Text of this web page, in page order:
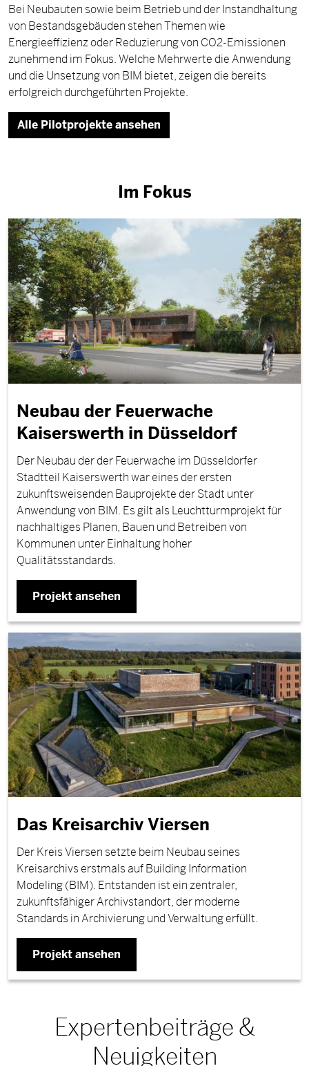
Bei Neubauten sowie beim Betrieb und der Instandhaltung
von Bestandsgebäuden stehen Themen wie
Energieeffizienz oder Reduzierung von CO2-Emissionen
zunehmend im Fokus. Welche Mehrwerte die Anwendung
und die Unsetzung von BIM bietet, zeigen die bereits
erfolgreich durchgeführten Projekte.
Alle Pilotprojekte ansehen
Im Fokus
Neubau der Feuerwache
Kaiserswerth in Düsseldorf
Der Neubau der der Feuerwache im Düsseldorfer
Stadtteil Kaiserswerth war eines der ersten
zukunftsweisenden Bauprojekte der Stadt unter
Anwendung von BIM. Es gilt als Leuchtturmprojekt für
nachhaltiges Planen, Bauen und Betreiben von
Kommunen unter Einhaltung hoher
Qualitätsstandards.
Projekt ansehen
Das Kreisarchiv Viersen
Der Kreis Viersen setzte beim Neubau seines
Kreisarchivs erstmals auf Building Information
Modeling (BIM). Entstanden ist ein zentraler,
zukunftsfähiger Archivstandort, der moderne
Standards in Archivierung und Verwaltung erfüllt.
Projekt ansehen
Expertenbeiträge &
Neuigkeiten